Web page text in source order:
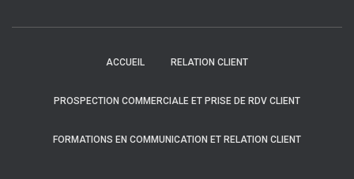
ACCUEIL RELATION CLIENT
PROSPECTION COMMERCIALE ET PRISE DE RDV CLIENT
FORMATIONS EN COMMUNICATION ET RELATION CLIENT